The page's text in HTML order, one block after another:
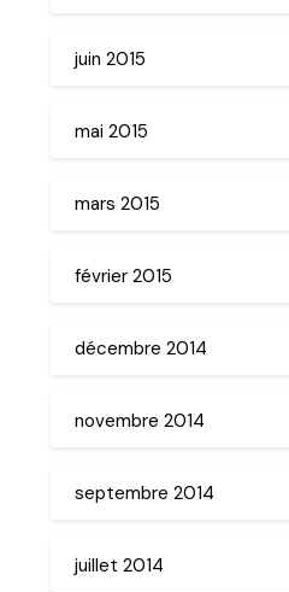
juin 2015
mai 2015
mars 2015
février 2015
décembre 2014
novembre 2014
septembre 2014
juillet 2014